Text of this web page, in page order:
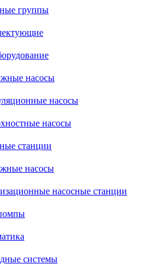
группы
насосы
насосы
насосы
станции
насосы
насосные станции
системы